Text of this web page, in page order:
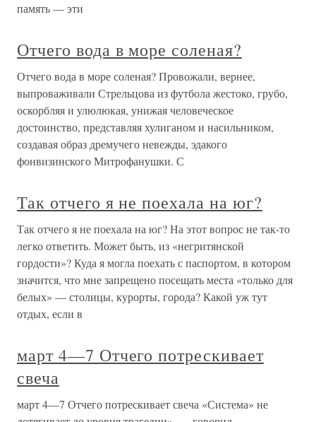
память — эти
Отчего вода в море соленая?
Отчего вода в море соленая? Провожали, вернее,
выпроваживали Стрельцова из футбола жестоко, грубо,
оскорбляя и улюлюкая, унижая человеческое
достоинство, представляя хулиганом и насильником,
создавая образ дремучего невежды, эдакого
фонвизинского Митрофанушки. С
Так отчего я не поехала на юг?
Так отчего я не поехала на юг? На этот вопрос не так-то
легко ответить. Может быть, из «негритянской
гордости»? Куда я могла поехать с паспортом, в котором
значится, что мне запрещено посещать места «только для
белых» — столицы, курорты, города? Какой уж тут
отдых, если в
март 4—7 Отчего потрескивает
свеча
март 4—7 Отчего потрескивает свеча «Система» не